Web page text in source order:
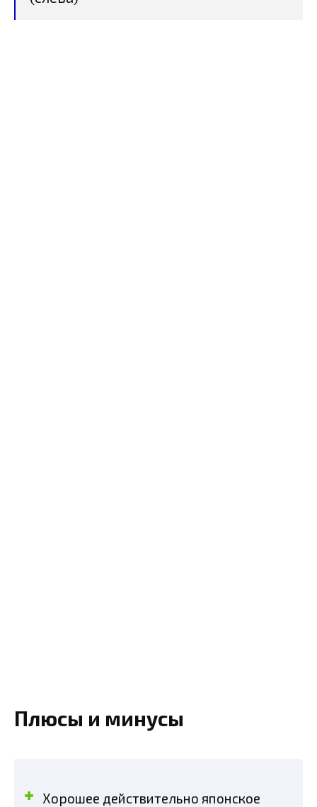
Плюсы и минусы
Хорошее действительно японское